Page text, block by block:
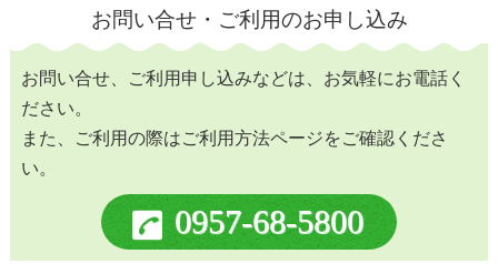
お問い合せ・ご利用のお申し込み
お問い合せ、ご利用申し込みなどは、お気軽にお電話く
ださい。
また、ご利用の際はご利用方法ページをご確認くださ
い。
0957-68-5800